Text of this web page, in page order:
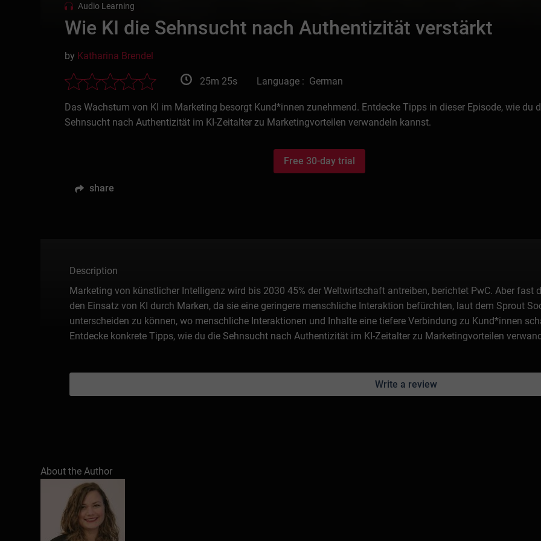
Audio Learning
Wie KI die Sehnsucht nach Authentizität verstärkt
by Katharina Brendel
25m 25s Language : German
Das Wachstum von KI im Marketing besorgt Kund*innen zunehmend. Entdecke Tipps in dieser Episode, wie du
Sehnsucht nach Authentizität im KI-Zeitalter zu Marketingvorteilen verwandeln kannst.
Free 30-day trial
share
Description
Marketing von künstlicher Intelligenz wird bis 2030 45% der Weltwirtschaft antreiben, berichtet PwC. Aber fast
den Einsatz von KI durch Marken, da sie eine geringere menschliche Interaktion befürchten, laut dem Sprout
unterscheiden zu können, wo menschliche Interaktionen und Inhalte eine tiefere Verbindung zu Kund*innen
Entdecke konkrete Tipps, wie du die Sehnsucht nach Authentizität im KI-Zeitalter zu Marketingvorteilen
Write a review
About the Author